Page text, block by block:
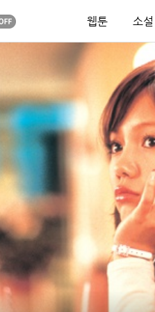
웹툰 소설